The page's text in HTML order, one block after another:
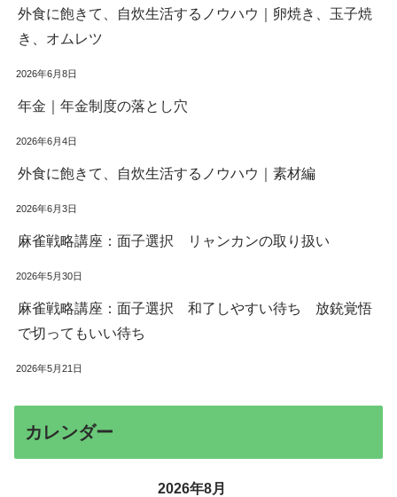
外食に飽きて、自炊生活するノウハウ｜卵焼き、玉子焼
き、オムレツ
2026年6月8日
年金｜年金制度の落とし穴
2026年6月4日
外食に飽きて、自炊生活するノウハウ｜素材編
2026年6月3日
麻雀戦略講座：面子選択 リャンカンの取り扱い
2026年5月30日
麻雀戦略講座：面子選択 和了しやすい待ち 放銃覚悟
で切ってもいい待ち
2026年5月21日
カレンダー
2026年8月